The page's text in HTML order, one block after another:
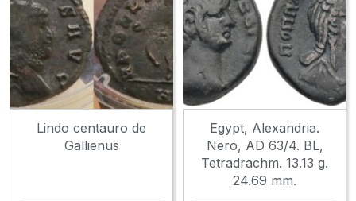
Lindo centauro de
Gallienus
Egypt, Alexandria.
Nero, AD 63/4. BL,
Tetradrachm. 13.13 g.
24.69 mm.